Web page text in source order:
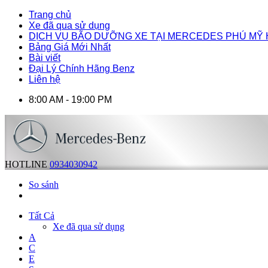
Trang chủ
Xe đã qua sử dụng
DỊCH VỤ BÃO DƯỠNG XE TẠI MERCEDES PHÚ MỸ
Bảng Giá Mới Nhất
Bài viết
Đại Lý Chính Hãng Benz
Liên hệ
8:00 AM - 19:00 PM
HOTLINE 0934030942
So sánh
Tất Cả
Xe đã qua sử dụng
A
C
E